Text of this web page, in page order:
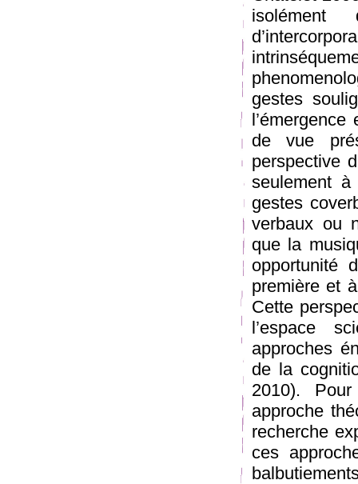
isolément
gestes
de vue
perspective
seulement
gestes
verbaux ou
que la
opportunité
première et
Cette
l’espace
approches
de la
2010).
approche
recherche
ces